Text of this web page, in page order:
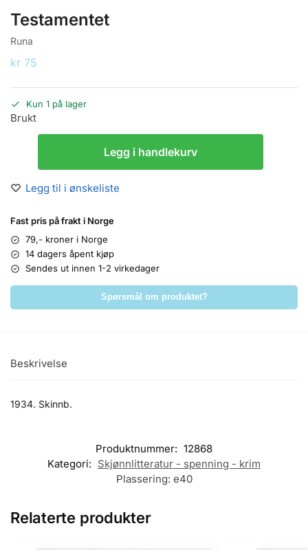
Testamentet
Runa
kr 75
Kun 1 på lager
Brukt
Legg i handlekurv
Legg til i ønskeliste
Fast pris på frakt i Norge
79,- kroner i Norge
14 dagers åpent kjøp
Sendes ut innen 1-2 virkedager
Spørsmål om produktet?
Beskrivelse
1934. Skinnb.
Produktnummer: 12868
Kategori: Skjønnlitteratur - spenning - krim
Plassering: e40
Relaterte produkter